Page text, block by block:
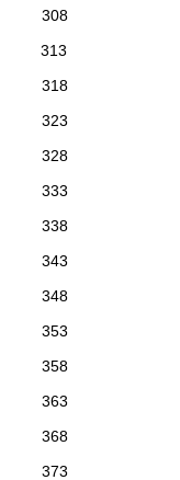
308
313
318
323
328
333
338
343
348
353
358
363
368
373